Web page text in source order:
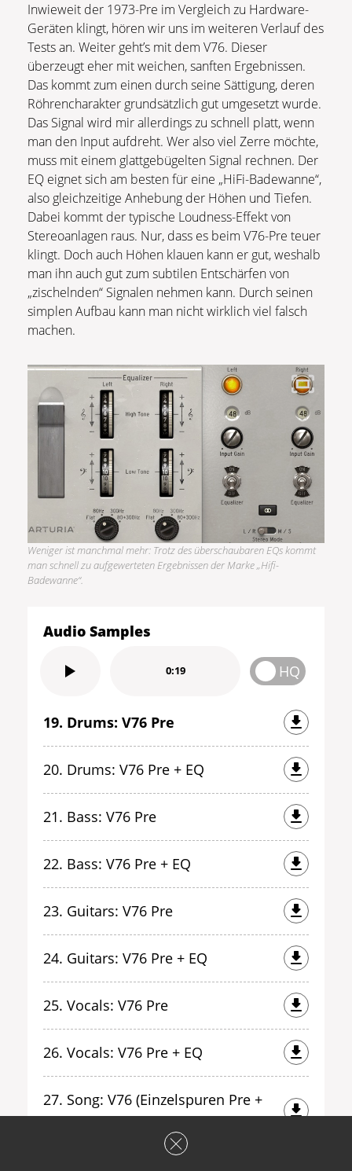
Inwieweit der 1973-Pre im Vergleich zu Hardware-
Geräten klingt, hören wir uns im weiteren Verlauf des
Tests an. Weiter geht’s mit dem V76. Dieser
überzeugt eher mit weichen, sanften Ergebnissen.
Das kommt zum einen durch seine Sättigung, deren
Röhrencharakter grundsätzlich gut umgesetzt wurde.
Das Signal wird mir allerdings zu schnell platt, wenn
man den Input aufdreht. Wer also viel Zerre möchte,
muss mit einem glattgebügelten Signal rechnen. Der
EQ eignet sich am besten für eine „HiFi-Badewanne“,
also gleichzeitige Anhebung der Höhen und Tiefen.
Dabei kommt der typische Loudness-Effekt von
Stereoanlagen raus. Nur, dass es beim V76-Pre teuer
klingt. Doch auch Höhen klauen kann er gut, weshalb
man ihn auch gut zum subtilen Entschärfen von
„zischelnden“ Signalen nehmen kann. Durch seinen
simplen Aufbau kann man nicht wirklich viel falsch
machen.
Weniger ist manchmal mehr: Trotz des überschaubaren EQs kommt
man schnell zu aufgewerteten Ergebnissen der Marke „Hifi-
Badewanne“.
Audio Samples
0:19 HQ
19. Drums: V76 Pre
20. Drums: V76 Pre + EQ
21. Bass: V76 Pre
22. Bass: V76 Pre + EQ
23. Guitars: V76 Pre
24. Guitars: V76 Pre + EQ
25. Vocals: V76 Pre
26. Vocals: V76 Pre + EQ
27. Song: V76 (Einzelspuren Pre +
EQ)